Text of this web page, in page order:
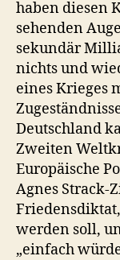
haben diesen
sehenden
sekundär
nichts und
eines Krieges
Deutschland
Zweiten
Europäische
Agnes Strack-
werden soll,
„einfach